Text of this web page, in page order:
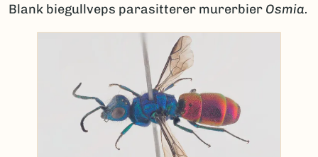
Blank biegullveps parasitterer murerbier Osmia.